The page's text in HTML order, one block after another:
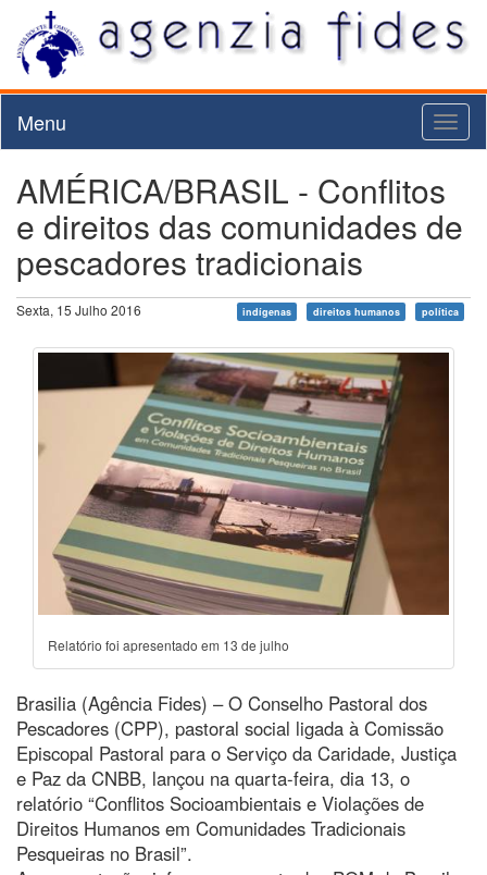
Menu
AMÉRICA/BRASIL - Conflitos
e direitos das comunidades de
pescadores tradicionais
Sexta, 15 Julho 2016 indígenas direitos humanos política
Relatório foi apresentado em 13 de julho
Brasilia (Agência Fides) – O Conselho Pastoral dos
Pescadores (CPP), pastoral social ligada à Comissão
Episcopal Pastoral para o Serviço da Caridade, Justiça
e Paz da CNBB, lançou na quarta-feira, dia 13, o
relatório “Conflitos Socioambientais e Violações de
Direitos Humanos em Comunidades Tradicionais
Pesqueiras no Brasil”.